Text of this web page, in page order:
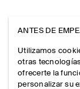
ANTES DE
Utilizamos
otras
ofrecerte la
personalizar su